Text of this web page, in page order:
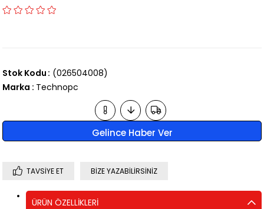
(026504008)
Stok Kodu
Marka : Technopc
Gelince Haber Ver
TAVSIYE ET BIZE YAZABILIRSINIZ
ÜRÜN ÖZELLIKLERI